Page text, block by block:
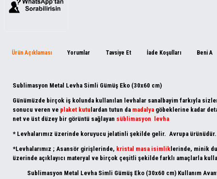
Ürün Açıklaması Yorumlar Tavsiye Et İade Koşulları Beni
Sublimasyon Metal Levha Simli Gümüş Eko (30x60 cm)
Günümüzde birçok iş kolunda kullanılan levhalar sanalbayim farkıyla
sonucu veren ve plaket kutu lardan tutun da madalya göbeklerine kadar
net ve üst düzey bir görüntü sağlayan süblimasyon levha
* Levhalarımız üzerinde koruyucu jelatinli şekilde gelir. Avrupa ürünüdür.
*Levhalarımız ; Asansör girişlerinde, kristal masa isimlik lerinde, minik
üzerinde açıklayıcı materyal ve birçok çeşitli şekilde farklı amaçlarla
Sublimasyon Metal Levha Simli Gümüş Eko (30x60 cm) Kullanım